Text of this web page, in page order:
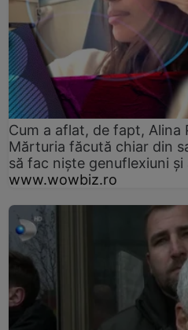
Cum a aflat, de fapt, Alina
Mărturia făcută chiar din
să fac niște genuflexiuni
www.wowbiz.ro